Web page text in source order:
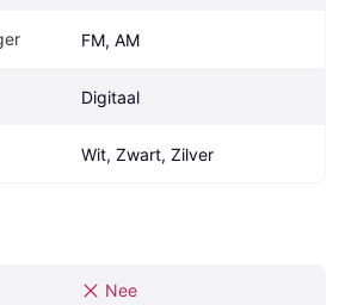
FM, AM
Digitaal
Wit, Zwart, Zilver
Nee